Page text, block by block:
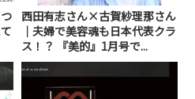
西田有志さん×古賀紗理那さん
｜夫婦で美容魂も日本代表クラ
ス！？ 『美的』1月号で...